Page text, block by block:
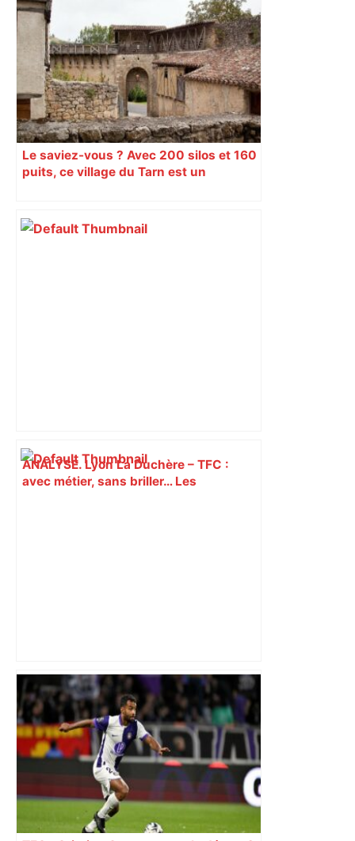
des soignants et des cyclotouristes.
« La Croix » a participé en septembre à
sa septième édition, du Mont-Saint-
Michel à Toulouse.
Le saviez-vous ? Avec 200 silos et 160
puits, ce village du Tarn est un
ANALYSE. Lyon La Duchère – TFC :
avec métier, sans briller… Les
Direct. Top 14 – Perpignan – Toulouse :
l’Usap peut-elle faire chuter le
champion toulousain ? – Rugbyrama